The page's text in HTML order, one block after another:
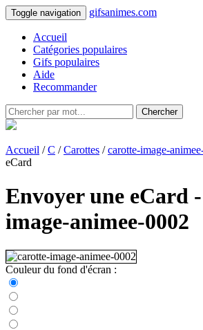
Toggle navigation gifsanimes.com
Accueil
Catégories populaires
Gifs populaires
Aide
Recommander
Chercher
Accueil /C /Carottes /carotte-image-
eCard
Envoyer une eCard
image-animee-0002
Couleur du fond d'écran :